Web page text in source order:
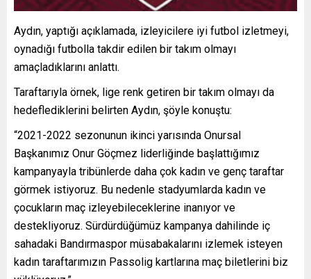
Aydın, yaptığı açıklamada, izleyicilere iyi futbol izletmeyi,
oynadığı futbolla takdir edilen bir takım olmayı
amaçladıklarını anlattı.
Taraftarıyla örnek, lige renk getiren bir takım olmayı da
hedeflediklerini belirten Aydın, şöyle konuştu:
“2021-2022 sezonunun ikinci yarısında Onursal
Başkanımız Onur Göçmez liderliğinde başlattığımız
kampanyayla tribünlerde daha çok kadın ve genç taraftar
görmek istiyoruz. Bu nedenle stadyumlarda kadın ve
çocukların maç izleyebileceklerine inanıyor ve
destekliyoruz. Sürdürdüğümüz kampanya dahilinde iç
sahadaki Bandırmaspor müsabakalarını izlemek isteyen
kadın taraftarımızın Passolig kartlarına maç biletlerini biz